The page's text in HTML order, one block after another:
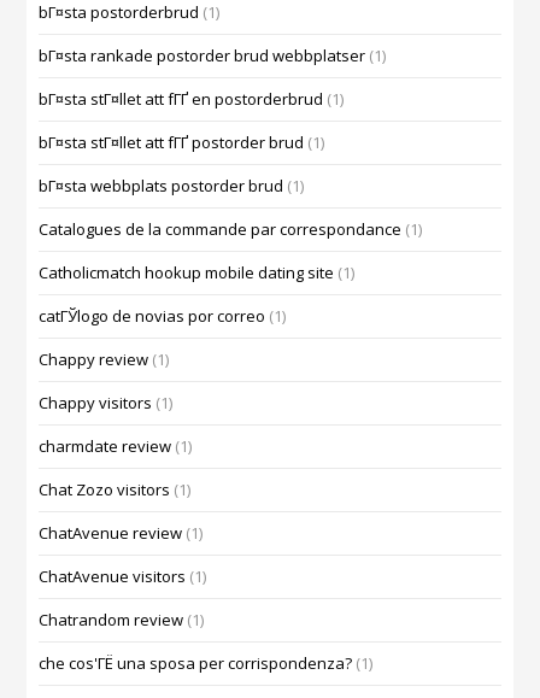
bГ¤sta postorderbrud (1)
bГ¤sta rankade postorder brud webbplatser (1)
bГ¤sta stГ¤llet att fГҐ en postorderbrud (1)
bГ¤sta stГ¤llet att fГҐ postorder brud (1)
bГ¤sta webbplats postorder brud (1)
Catalogues de la commande par correspondance (1)
Catholicmatch hookup mobile dating site (1)
catГЎlogo de novias por correo (1)
Chappy review (1)
Chappy visitors (1)
charmdate review (1)
Chat Zozo visitors (1)
ChatAvenue review (1)
ChatAvenue visitors (1)
Chatrandom review (1)
che cos'ГЁ una sposa per corrispondenza? (1)